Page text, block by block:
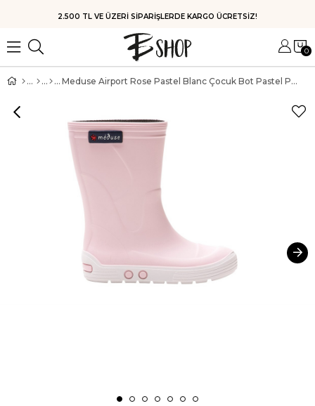
HIZLI KARGO
0
Meduse Airport Rose Pastel Blanc Çocuk Bot Pastel Pembe